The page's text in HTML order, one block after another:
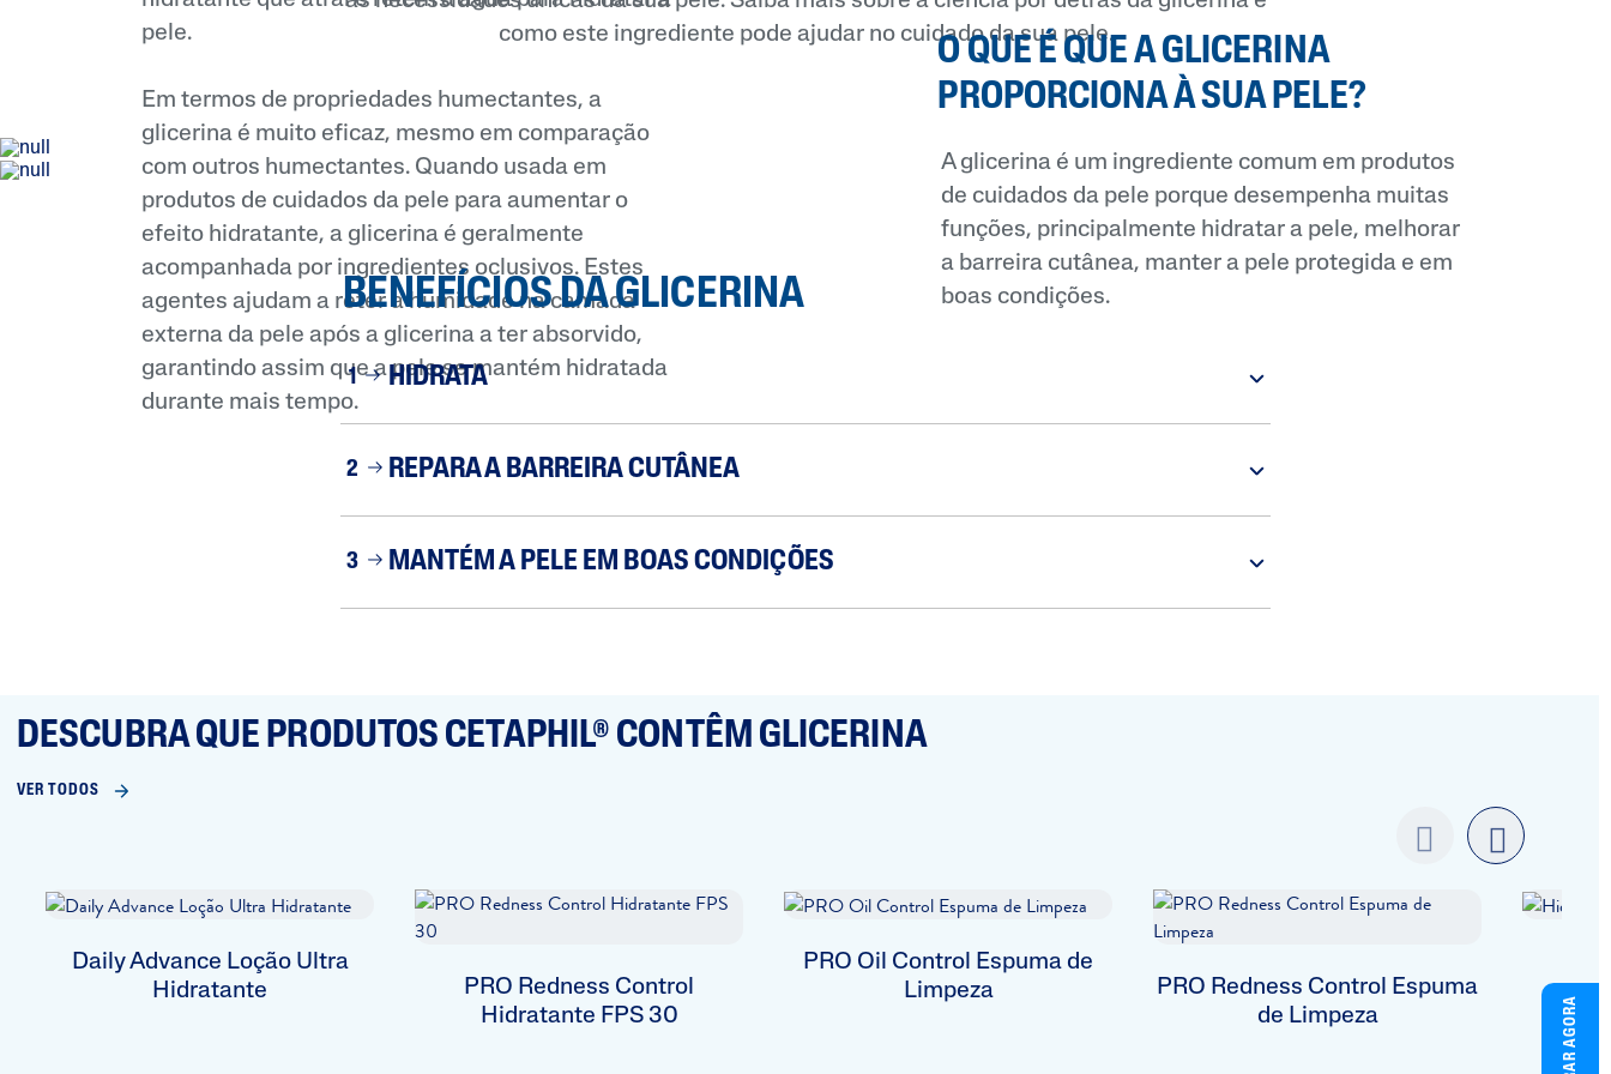
Tocoferol
Ureia
Alantoína
como este ingrediente pode ajudar no cuidado da sua pele.
pele.
Em termos de propriedades humectantes, a
glicerina é muito eficaz, mesmo em comparação
com outros humectantes. Quando usada em
produtos de cuidados da pele para aumentar o
efeito hidratante, a glicerina é geralmente
acompanhada por ingredientes oclusivos. Estes
agentes ajudam a reter a humidade na camada
externa da pele após a glicerina a ter absorvido,
garantindo assim que a pele se mantém hidratada
durante mais tempo.
O QUE É QUE A GLICERINA
PROPORCIONA À SUA PELE?
A glicerina é um ingrediente comum em produtos
de cuidados da pele porque desempenha muitas
funções, principalmente hidratar a pele, melhorar
a barreira cutânea, manter a pele protegida e em
boas condições.
BENEFÍCIOS DA GLICERINA
1 HIDRATA
2 REPARA A BARREIRA CUTÂNEA
3 MANTÉM A PELE EM BOAS CONDIÇÕES
DESCUBRA QUE PRODUTOS CETAPHIL® CONTÊM GLICERINA
VER TODOS
next
Daily Advance Loção Ultra
Hidratante
PRO Redness Control
Hidratante FPS 30
PRO Oil Control Espuma de
Limpeza
PRO Redness Control Espuma
de Limpeza